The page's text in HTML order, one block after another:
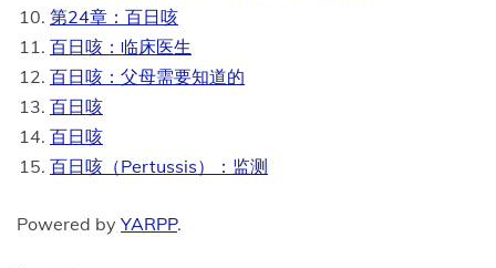
第24章：百日咳
百日咳：临床医生
百日咳：父母需要知道的
百日咳
百日咳
百日咳（Pertussis）：监测
Powered by YARPP.